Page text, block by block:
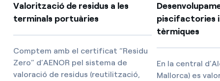
Valorització de residus a les
terminals portuàries
Comptem amb el certificat “Residu
Zero” d’AENOR pel sistema de
valoració de residus (reutilització,
piscifactories
tèrmiques
En la central
Mallorca) es